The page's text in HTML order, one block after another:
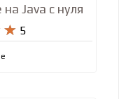
Java с нуля

 5